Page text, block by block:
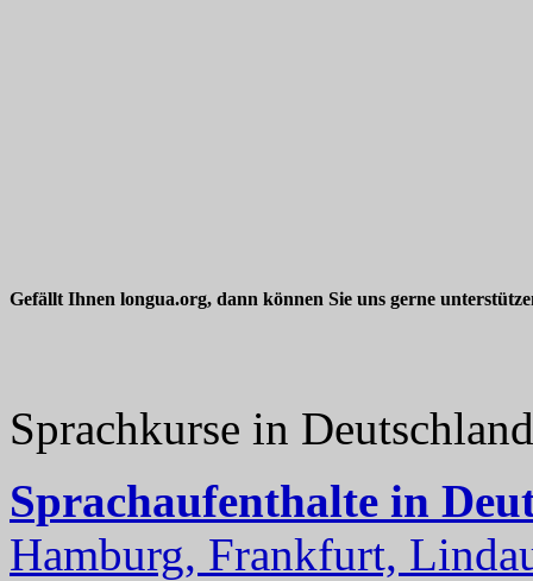
Gefällt Ihnen longua.org, dann können Sie uns gerne
Sprachkurse in
Sprachaufenthalte in
Hamburg, Frankfurt,